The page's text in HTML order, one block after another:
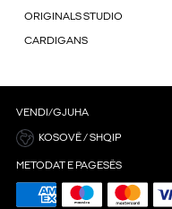
ORIGINALS STUDIO
CARDIGANS
VENDI/GJUHA
KOSOVË / SHQIP
METODAT E PAGESËS